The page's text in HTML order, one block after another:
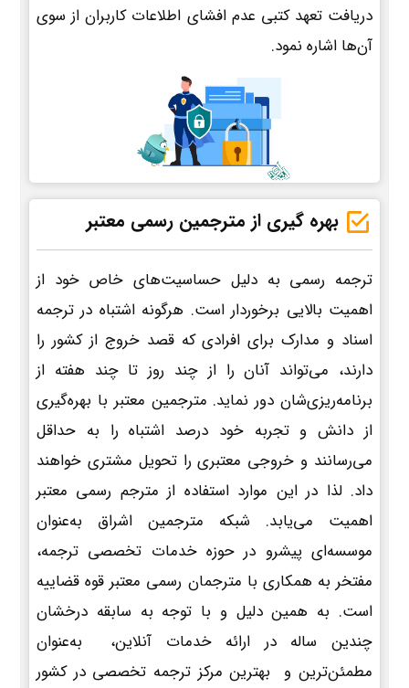
دریافت تعهد کتبی عدم افشای اطلاعات کاربران از سوی
آن‌ها اشاره نمود.
بهره گیری از مترجمین رسمی معتبر
ترجمه رسمی به دلیل حساسیت‌های خاص خود از
اهمیت بالایی برخوردار است. هرگونه اشتباه در ترجمه
اسناد و مدارک برای افرادی که قصد خروج از کشور را
دارند، می‌تواند آنان را از چند روز تا چند هفته از
برنامه‌ریزی‌شان دور نماید. مترجمین معتبر با بهره‌گیری
از دانش و تجربه خود درصد اشتباه را به حداقل
می‌رسانند و خروجی معتبری را تحویل مشتری خواهند
داد. لذا در این موارد استفاده از مترجم رسمی معتبر
اهمیت می‌یابد. شبکه مترجمین اشراق به‌عنوان
موسسه‌ای پیشرو در حوزه خدمات تخصصی ترجمه،
مفتخر به همکاری با مترجمان رسمی معتبر قوه قضاییه
است. به همین دلیل و با توجه به سابقه درخشان
چندین ساله در ارائه خدمات آنلاین، به‌عنوان
مطمئن‌ترین و بهترین مرکز ترجمه تخصصی در کشور